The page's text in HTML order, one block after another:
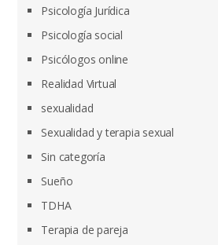
Psicología Jurídica
Psicología social
Psicólogos online
Realidad Virtual
sexualidad
Sexualidad y terapia sexual
Sin categoría
Sueño
TDHA
Terapia de pareja